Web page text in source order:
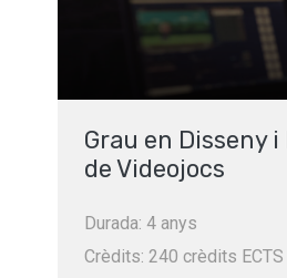
Grau en Disseny
de Videojocs
Durada: 4 anys
Crèdits: 240 crèdits ECTS